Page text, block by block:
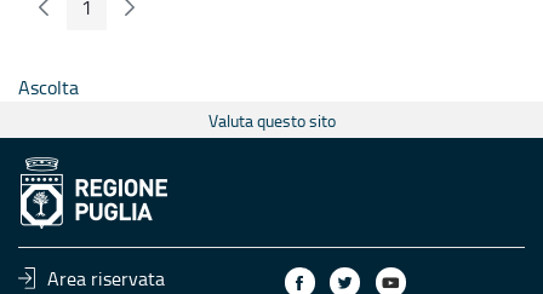
Pagina Precedente
Pagina
1 Pagina Seguente
Ascolta
Valuta questo sito
Area riservata